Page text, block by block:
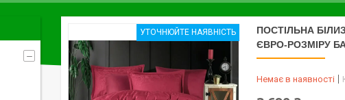
УТОЧНЮЙТЕ НАЯВНІСТЬ
ПОСТІЛЬНА
ЄВРО-РОЗМІРУ
Немає в наявності